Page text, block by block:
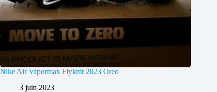
Nike Air Vapormax Flyknit 2023 Oreo
3 juin 2023